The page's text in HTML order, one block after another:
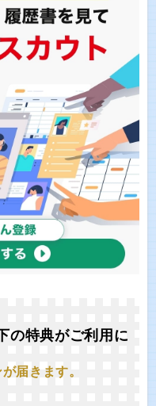
の特典がご利用に
届きます。